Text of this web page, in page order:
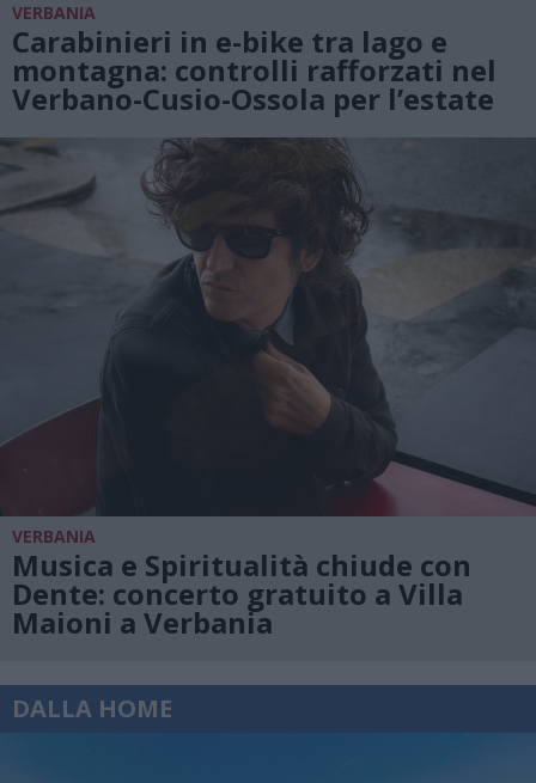
VERBANIA
Carabinieri in e-bike tra lago e
montagna: controlli rafforzati nel
Verbano-Cusio-Ossola per l’estate
VERBANIA
Musica e Spiritualità chiude con
Dente: concerto gratuito a Villa
Maioni a Verbania
DALLA HOME